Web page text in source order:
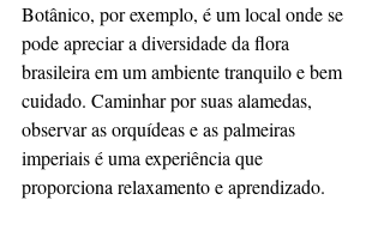
Botânico, por exemplo, é um local onde se
pode apreciar a diversidade da flora
brasileira em um ambiente tranquilo e bem
cuidado. Caminhar por suas alamedas,
observar as orquídeas e as palmeiras
imperiais é uma experiência que
proporciona relaxamento e aprendizado.